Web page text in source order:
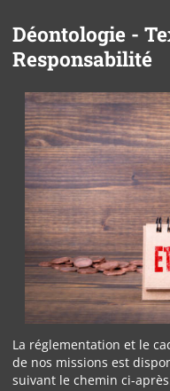
Déontologie -
Responsabilité
La réglementation et le
de nos missions est
suivant le chemin ci-